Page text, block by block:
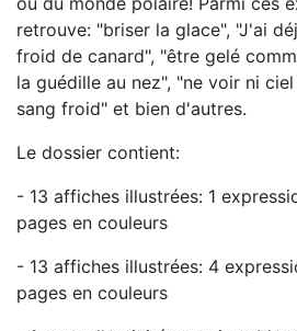
retrouve: "briser la glace", "J'ai
froid de canard", "être gelé
la guédille au nez", "ne voir ni
sang froid" et bien d'autres.
Le dossier contient:
- 13 affiches illustrées: 1
pages en couleurs
- 13 affiches illustrées: 4
pages en couleurs